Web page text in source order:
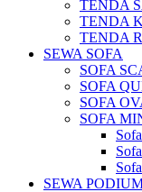
TENDA
TENDA
TENDA
SEWA SOFA
SOFA
SOFA
SOFA
SOFA
SEWA